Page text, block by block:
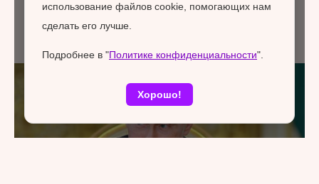
использование файлов cookie, помогающих нам
сделать его лучше.
Подробнее в "Политике конфиденциальности".
Хорошо!